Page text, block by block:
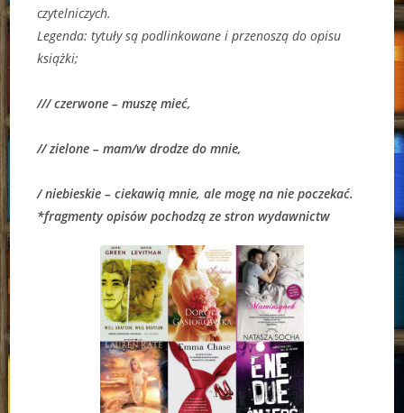
czytelniczych.
Legenda:tytuły są podlinkowane i przenoszą do opisu
książki;
/// czerwone – muszę mieć,
// zielone – mam/w drodze do mnie,
/ niebieskie – ciekawią mnie, ale mogę na nie poczekać.
*fragmenty opisów pochodzą ze stron wydawnictw